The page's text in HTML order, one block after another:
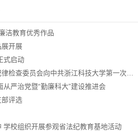
洁教育优秀作品
展开展
式启动
检查委员会向中共浙江科技大学第一次…
严治党暨“勤廉科大”建设推进会
评选
学校组织开展参观省法纪教育基地活动